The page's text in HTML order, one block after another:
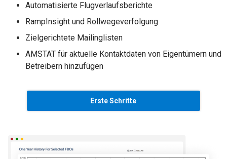
Automatisierte Flugverlaufsberichte
RampInsight und Rollwegeverfolgung
Zielgerichtete Mailinglisten
AMSTAT für aktuelle Kontaktdaten von Eigentümern und
Betreibern hinzufügen
Erste Schritte